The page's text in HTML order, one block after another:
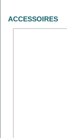
ACCESSOIRES